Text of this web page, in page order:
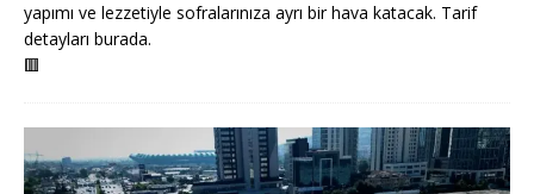
yapımı ve lezzetiyle sofralarınıza ayrı bir hava katacak. Tarif
detayları burada.
🟥